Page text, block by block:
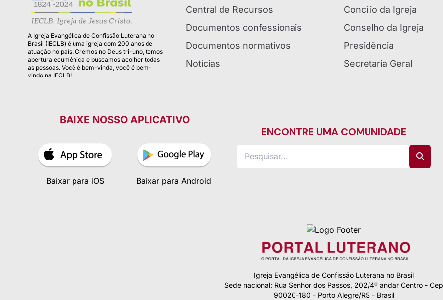
A Igreja Evangélica de Confissão Luterana no
Brasil (IECLB) é uma igreja com 200 anos de
atuação no país. Cremos no Deus tri-uno, temos
abertura ecumênica e buscamos acolher todas
as pessoas. Você é bem-vinda, você é bem-
vindo na IECLB!
Central de Recursos
Documentos confessionais
Documentos normativos
Notícias
Concílio da Igreja
Conselho da Igreja
Presidência
Secretaria Geral
BAIXE NOSSO APLICATIVO
Baixar para iOS Baixar para Android
ENCONTRE UMA COMUNIDADE
Igreja Evangélica de Confissão Luterana no Brasil
Sede nacional: Rua Senhor dos Passos, 202/4º andar Centro - Cep
90020-180 - Porto Alegre/RS - Brasil